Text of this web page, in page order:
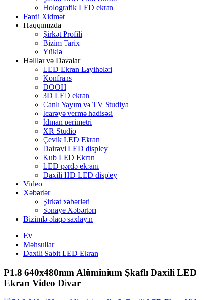
Holografik LED ekran
Fərdi Xidmət
Haqqımızda
Şirkət Profili
Bizim Tarix
Yüklə
Həlllər və Davalar
LED Ekran Layihələri
Konfrans
DOOH
3D LED ekran
Canlı Yayım və TV Studiya
İcarəyə vermə hadisəsi
İdman perimetri
XR Studio
Çevik LED Ekran
Dairəvi LED displey
Kub LED Ekran
LED pərdə ekranı
Daxili HD LED displey
Video
Xəbərlər
Şirkət xəbərləri
Sənaye Xəbərləri
Bizimlə əlaqə saxlayın
Ev
Məhsullar
Daxili Sabit LED Ekran
P1.8 640x480mm Alüminium Şkaflı Daxili LED
Ekran Video Divar